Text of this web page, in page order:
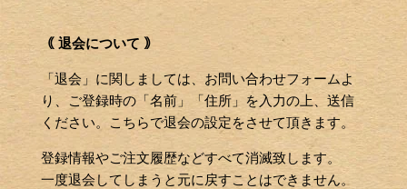
｟ 退会について ｠
「退会」に関しましては、お問い合わせフォームよ
り、ご登録時の「名前」「住所」を入力の上、送信
ください。こちらで退会の設定をさせて頂きます。
登録情報やご注文履歴などすべて消滅致します。
一度退会してしまうと元に戻すことはできません。